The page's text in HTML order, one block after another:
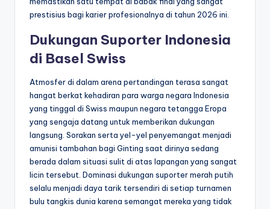
prestisius bagi karier profesionalnya di tahun 2026 ini.
Dukungan Suporter Indonesia
di Basel Swiss
Atmosfer di dalam arena pertandingan terasa sangat
hangat berkat kehadiran para warga negara Indonesia
yang tinggal di Swiss maupun negara tetangga Eropa
yang sengaja datang untuk memberikan dukungan
langsung. Sorakan serta yel-yel penyemangat menjadi
amunisi tambahan bagi Ginting saat dirinya sedang
berada dalam situasi sulit di atas lapangan yang sangat
licin tersebut. Dominasi dukungan suporter merah putih
selalu menjadi daya tarik tersendiri di setiap turnamen
bulu tangkis dunia karena semangat mereka yang tidak